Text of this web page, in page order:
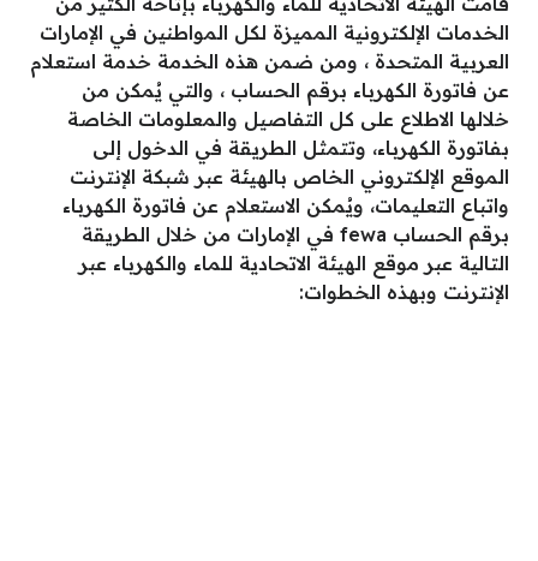
الخدمات الإلكترونية المميزة لكل المواطنين في الإمارات
العربية المتحدة ، ومن ضمن هذه الخدمة خدمة استعلام
عن فاتورة الكهرباء برقم الحساب ، والتي يُمكن من
خلالها الاطلاع على كل التفاصيل والمعلومات الخاصة
بفاتورة الكهرباء، وتتمثل الطريقة في الدخول إلى
الموقع الإلكتروني الخاص بالهيئة عبر شبكة الإنترنت
واتباع التعليمات، ويُمكن الاستعلام عن فاتورة الكهرباء
برقم الحساب fewa في الإمارات من خلال الطريقة
التالية عبر موقع الهيئة الاتحادية للماء والكهرباء عبر
الإنترنت وبهذه الخطوات: